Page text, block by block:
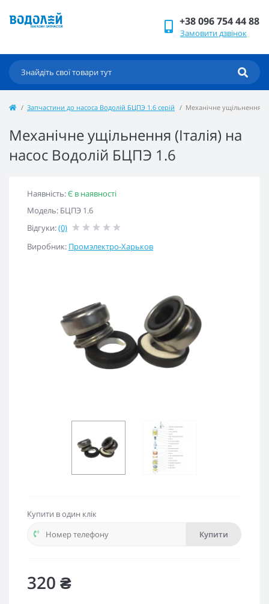
+38 096 754 44 88
Замовити дзвінок
Запчастини до насоса Водолій БЦПЭ 1.6 серій Механічне ущільнення
Механічне ущільнення (Італія) на
насос Водолій БЦПЭ 1.6
Наявність:Є в наявності
Модель: БЦПЭ 1.6
Відгуки:(0)
Виробник: Промэлектро-Харьков
Купити в один клік
Купити
320 ₴